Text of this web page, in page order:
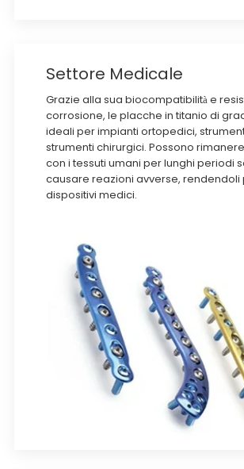
Settore Medicale
Grazie alla sua biocompatibilità e
corrosione, le placche in titanio di
ideali per impianti ortopedici,
strumenti chirurgici. Possono
con i tessuti umani per lunghi periodi
causare reazioni avverse, rendendoli
dispositivi medici.